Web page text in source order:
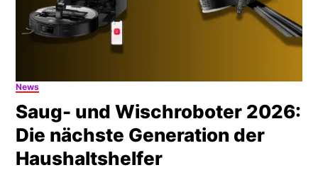
News
Saug- und Wischroboter 2026:
Die nächste Generation der
Haushaltshelfer